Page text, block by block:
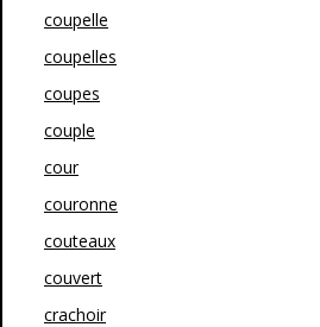
coupelle
coupelles
coupes
couple
cour
couronne
couteaux
couvert
crachoir